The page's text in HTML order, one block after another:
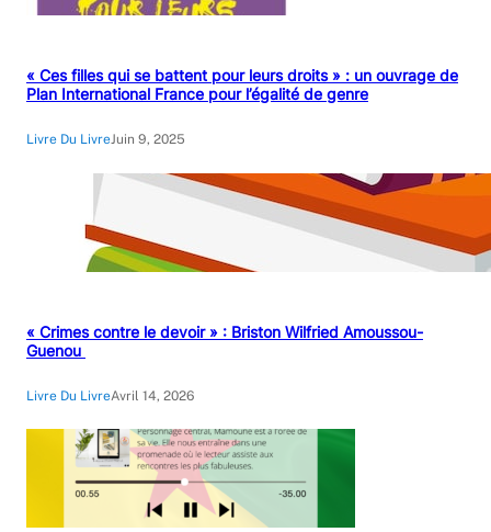
« Ces filles qui se battent pour leurs droits » : un ouvrage de
Plan International France pour l’égalité de genre
Livre Du LivreJuin 9, 2025
« Crimes contre le devoir » : Briston Wilfried Amoussou-
Guenou
Livre Du LivreAvril 14, 2026